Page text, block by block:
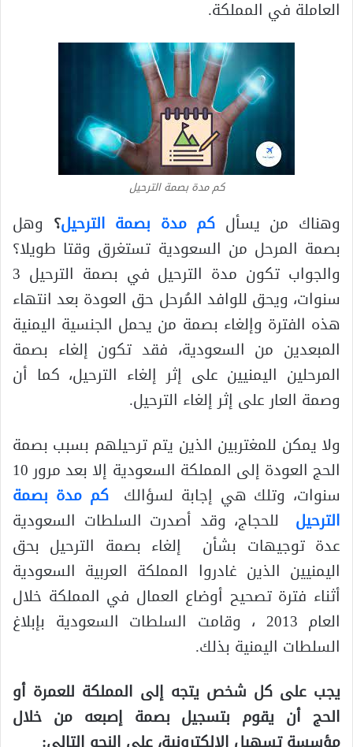
العاملة في المملكة.
كم مدة بصمة الترحيل
وهناك من يسأل كم مدة بصمة الترحيل؟ وهل
بصمة المرحل من السعودية تستغرق وقتا طويلا؟
والجواب تكون مدة الترحيل في بصمة الترحيل 3
سنوات، ويحق للوافد المُرحل حق العودة بعد انتهاء
هذه الفترة وإلغاء بصمة من يحمل الجنسية اليمنية
المبعدين من السعودية، فقد تكون إلغاء بصمة
المرحلين اليمنيين على إثر إلغاء الترحيل، كما أن
وصمة العار على إثر إلغاء الترحيل.
ولا يمكن للمغتربين الذين يتم ترحيلهم بسبب بصمة
الحج العودة إلى المملكة السعودية إلا بعد مرور 10
سنوات، وتلك هي إجابة لسؤالك كم مدة بصمة
الترحيل
للحجاج، وقد أصدرت السلطات السعودية
عدة توجيهات بشأن إلغاء بصمة الترحيل بحق
اليمنيين الذين غادروا المملكة العربية السعودية
أثناء فترة تصحيح أوضاع العمال في المملكة خلال
العام 2013 ، وقامت السلطات السعودية بإبلاغ
السلطات اليمنية بذلك.
يجب على كل شخص يتجه إلى المملكة للعمرة أو
الحج أن يقوم بتسجيل بصمة إصبعه من خلال